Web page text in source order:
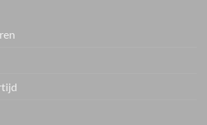
zien — geen spam, gewoon af en toe een